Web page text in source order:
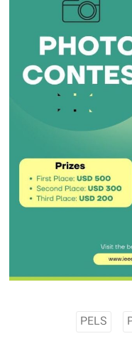
PELS